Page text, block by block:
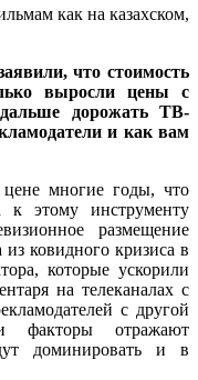
как на казахском,
что стоимость
выросли цены с
дорожать ТВ-
и как вам
многие годы, что
к этому инструменту
размещение
из ковидного кризиса в
которые ускорили
на телеканалах с
с другой
факторы отражают
доминировать и в